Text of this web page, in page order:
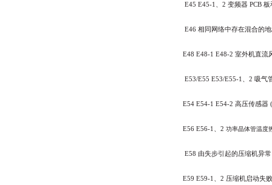
E45 E45-1 2 变频器 PCB 板
E46 相同网络中存在混合的
E48 E48-1 E48-2 室外机直流
E53/E55 E53/E55-1 2 吸气
E54 E54-1 E54-2 高压传感器
E56 E56-1 2 功率晶体管温度
E58 由失步引起的压缩机异
E59 E59-1 2 压缩机启动失败